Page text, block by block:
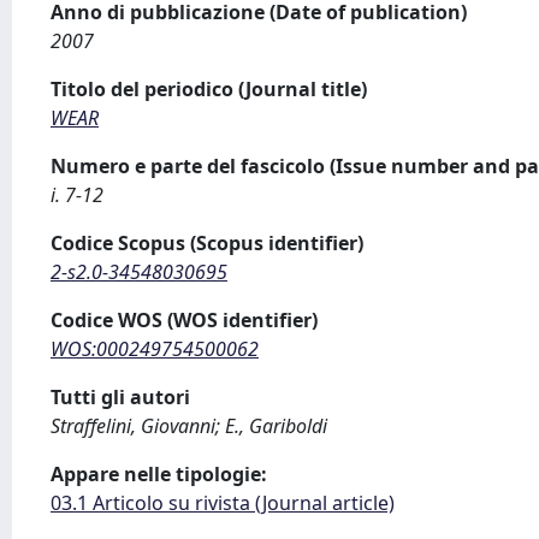
Anno di pubblicazione (Date of publication)
2007
Titolo del periodico (Journal title)
WEAR
Numero e parte del fascicolo (Issue number and
i. 7-12
Codice Scopus (Scopus identifier)
2-s2.0-34548030695
Codice WOS (WOS identifier)
WOS:000249754500062
Tutti gli autori
Straffelini, Giovanni; E., Gariboldi
Appare nelle tipologie:
03.1 Articolo su rivista (Journal article)